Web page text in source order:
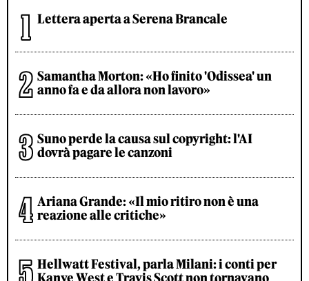
Lettera aperta a Serena Brancale
Samantha Morton: «Ho finito 'Odissea' un
anno fa e da allora non lavoro»
Suno perde la causa sul copyright: l'AI
dovrà pagare le canzoni
Ariana Grande: «Il mio ritiro non è una
reazione alle critiche»
Hellwatt Festival, parla Milani: i conti per